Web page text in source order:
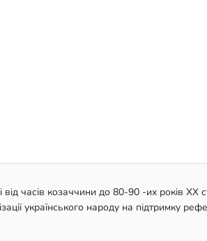
часів козаччини до 80-90 -их років ХХ
українського народу на підтримку